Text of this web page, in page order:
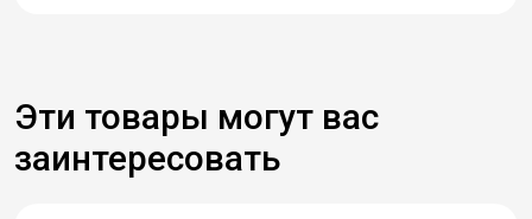
Эти товары могут вас
заинтересовать